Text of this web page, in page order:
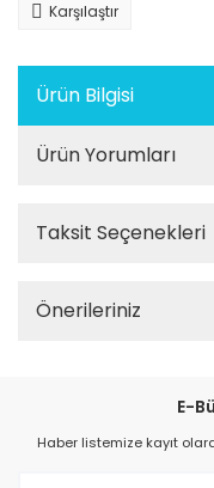
Karşılaştır
Ürün Bilgisi
Ürün Yorumları
Taksit Seçenekleri
Önerileriniz
E-
Haber listemize kayıt